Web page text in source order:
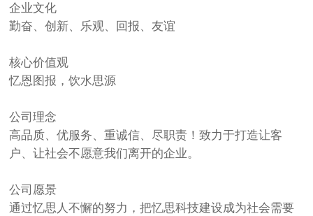
企业文化
勤奋、创新、乐观、回报、友谊
核心价值观
忆恩图报，饮水思源
公司理念
高品质、优服务、重诚信、尽职责！致力于打造让客
户、让社会不愿意我们离开的企业。
公司愿景
通过忆思人不懈的努力，把忆思科技建设成为社会需要